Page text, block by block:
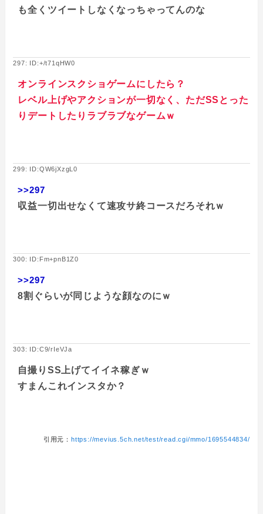
も全くツイートしなくなっちゃってんのな
297: ID:+/t71qHW0
オンラインスクショゲームにしたら？
レベル上げやアクションが一切なく、ただSSとった
りデートしたりラブラブなゲームｗ
299: ID:QW6jXzgL0
>>297
収益一切出せなくて速攻サ終コースだろそれｗ
300: ID:Fm+pnB1Z0
>>297
8割ぐらいが同じような顔なのにｗ
303: ID:C9/rIeVJa
自撮りSS上げてイイネ稼ぎｗ
すまんこれインスタか？
引用元： https://mevius.5ch.net/test/read.cgi/mmo/1695544834/